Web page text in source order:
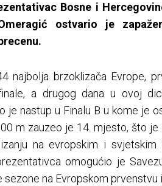
Bosne i
ostvario je
najbolja brzoklizača Evrope,
a drugog dana u ovoj
je nastup u Finalu B u kome je
m zauzeo je 14. mjesto, što
na evropskim i svjetskim
omogućio je
sezone na Evropskom prvenstvu